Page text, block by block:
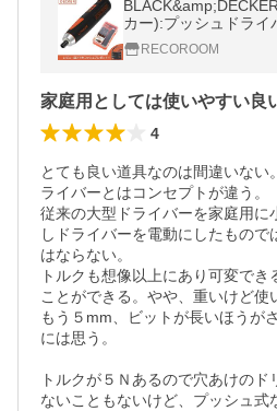
カー):プッシュドライ
CK+DECKER(ブラッ
RECOROOM
家庭用としては使いやすい良
4
とても良い道具なのは間違いない
ライバーとはコンセプトが違う。
従来の大型ドライバーを家庭用に
しドライバーを電動にしたもので
はならない。
トルクも想像以上にあり可変で
ことができる。やや、重いけど使
もう５mm、ビットが長いほうが
には思う。
トルクが５Ｎあるので穴あけのド
ないこともないけど、プッシュ式